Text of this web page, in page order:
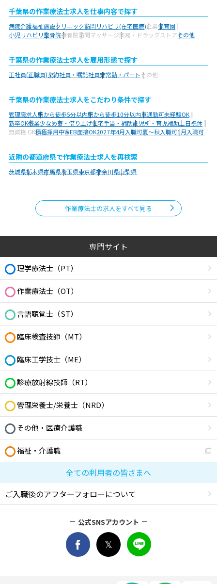
千葉県の作業療法士求人を仕事内容で探す
病院介護福祉施設クリニック訪問リハビリ(在宅医療)企業保育園
小児リハビリ整骨院接骨院訪問マッサージ薬局・ドラッグストアその他
千葉県の作業療法士求人を雇用形態で探す
正社員(正職員)契約社員・嘱託社員非常勤・パートその他
千葉県の作業療法士求人をこだわり条件で探す
管理職求人駅から徒歩5分以内駅から徒歩10分以内車通勤可未経験OK
新卒OK残業少なめ寮・借り上げ住宅手当・補助託児所・育児補助土日祝休
無資格 OK積極採用中WEB面接OK2027年4月入職可夏～秋入職可1月入職可
近隣の都道府県で作業療法士求人を再検索
茨城県栃木県群馬県埼玉県東京都神奈川県山梨県
作業療法士の求人をすべて見る
専門サイト
理学療法士（PT）
作業療法士（OT）
言語聴覚士（ST）
臨床検査技師（MT）
臨床工学技士（ME）
診療放射線技師（RT）
管理栄養士/栄養士（NRD）
その他・医療介護職
福祉・介護職
全ての利用者の皆さまへ
ご入職後のアフターフォローについて
公式SNSアカウント